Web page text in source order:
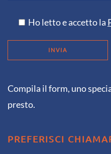
Ho letto e accetto la
Compila il form, uno
presto.
PREFERISCI